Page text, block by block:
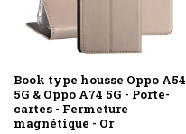
Book type housse Oppo A54
5G & Oppo A74 5G - Porte-
cartes - Fermeture
magnétique - Or